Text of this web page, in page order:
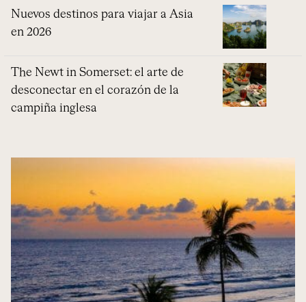
Nuevos destinos para viajar a Asia
en 2026
The Newt in Somerset: el arte de
desconectar en el corazón de la
campiña inglesa